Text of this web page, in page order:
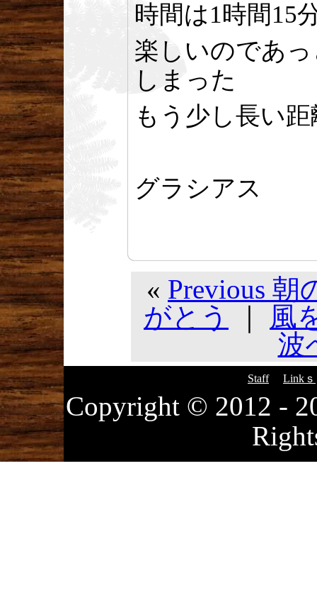
時間は1時間15
楽しいのであ
しまった
もう少し長い
グラシアス
« Previous 朝
がとう
風
波
Staff Linkｓ
Copyright © 2012 -